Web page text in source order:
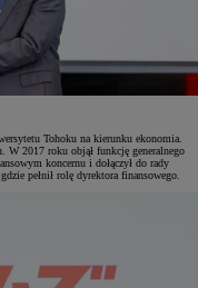
Tohoku na kierunku ekonomia.
W 2017 roku objął funkcję generalnego
koncernu i dołączył do rady
pełnił rolę dyrektora finansowego.